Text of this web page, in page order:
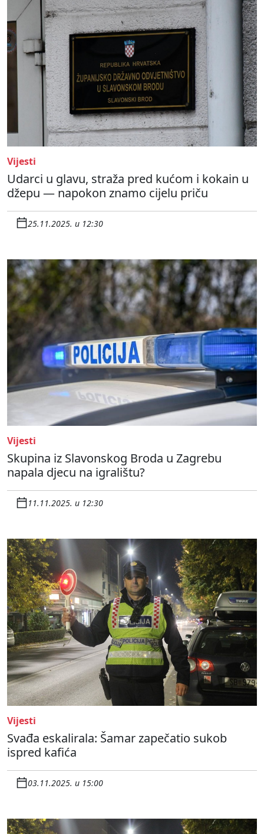
Vijesti
Udarci u glavu, straža pred kućom i kokain u
džepu — napokon znamo cijelu priču
25.11.2025. u 12:30
Vijesti
Skupina iz Slavonskog Broda u Zagrebu
napala djecu na igralištu?
11.11.2025. u 12:30
Vijesti
Svađa eskalirala: Šamar zapečatio sukob
ispred kafića
03.11.2025. u 15:00